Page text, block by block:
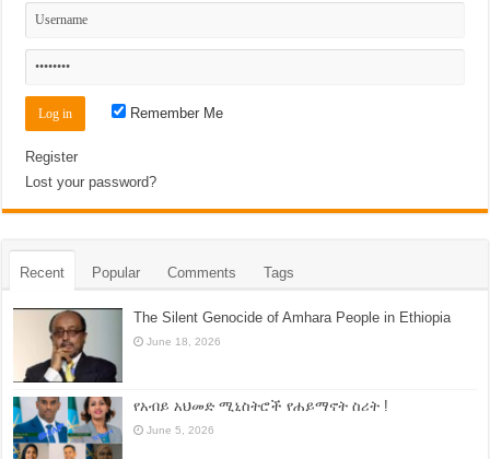
Remember Me
Register
Lost your password?
Recent Popular Comments Tags
The Silent Genocide of Amhara People in Ethiopia
June 18, 2026
የአብይ አህመድ ሚኒስትሮች የሐይማኖት ስሪት !
June 5, 2026